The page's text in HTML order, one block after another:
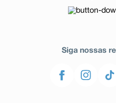
Siga nossas